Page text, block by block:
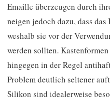
Emaille überzeugen durch
neigen jedoch dazu, dass
weshalb sie vor der
werden sollten.
hingegen in der Regel
Problem deutlich seltener
Silikon sind idealerweise